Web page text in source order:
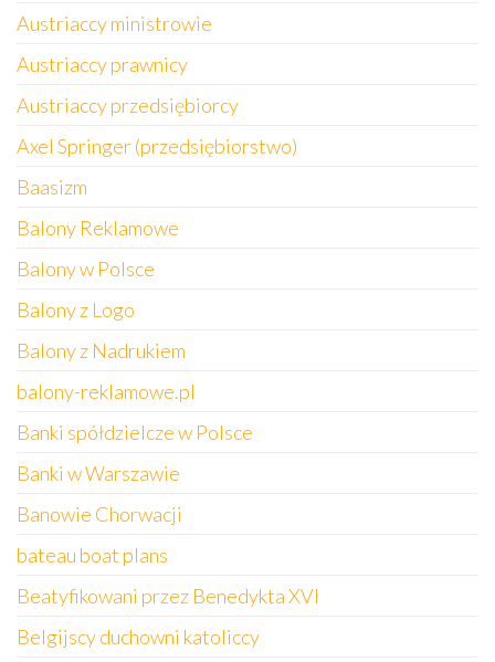
Austriaccy ministrowie
Austriaccy prawnicy
Austriaccy przedsiębiorcy
Axel Springer (przedsiębiorstwo)
Baasizm
Balony Reklamowe
Balony w Polsce
Balony z Logo
Balony z Nadrukiem
balony-reklamowe.pl
Banki spółdzielcze w Polsce
Banki w Warszawie
Banowie Chorwacji
bateau boat plans
Beatyfikowani przez Benedykta XVI
Belgijscy duchowni katoliccy